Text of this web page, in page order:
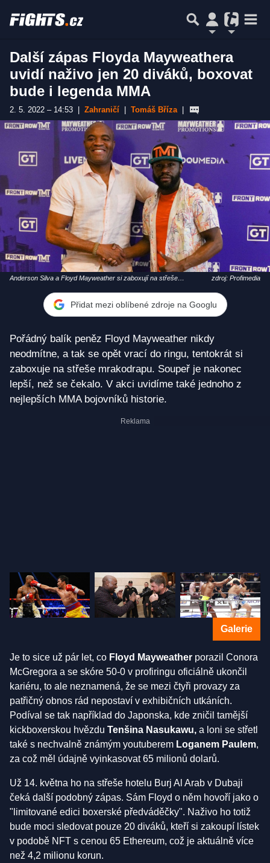
Další zápas Floyda Mayweathera
uvidí naživo jen 20 diváků, boxovat
bude i legenda MMA
2. 5. 2022 – 14:53 Zahraničí Tomáš Bříza
Anderson Silva a Floyd Mayweather si zaboxují na střeše
zdroj: Profimedia
Přidat mezi oblíbené zdroje na Googlu
Pořádný balík peněz Floyd Mayweather nikdy
neodmítne, a tak se opět vrací do ringu, tentokrát si
zaboxuje na střeše mrakodrapu. Soupeř je nakonec
lepší, než se čekalo. V akci uvidíme také jednoho z
nejlepších MMA bojovníků historie.
Galerie
Je to sice už pár let, co Floyd Mayweather porazil Conora
McGregora a se skóre 50-0 v profiringu oficiálně ukončil
kariéru, to ale neznamená, že se mezi čtyři provazy za
patřičný obnos rád nepostaví v exhibičních utkáních.
Podíval se tak například do Japonska, kde zničil tamější
kickboxerskou hvězdu Tenšina Nasukawu, a loni se střetl
také s nechvalně známým youtuberem Loganem Paulem,
za což měl údajně vyinkasovat 65 milionů dolarů.
Už 14. května ho na střeše hotelu Burj Al Arab v Dubaji
čeká další podobný zápas. Sám Floyd o něm hovoří jako o
"limitované edici boxerské předváděčky". Naživo ho totiž
bude moci sledovat pouze 20 diváků, kteří si zakoupí lístek
v podobě NFT s cenou 65 Ethereum, což je aktuálně více
než 4,2 milionu korun.